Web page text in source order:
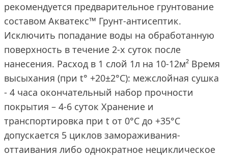
рекомендуется предварительное грунтование
составом Акватекс™ Грунт-антисептик.
Исключить попадание воды на обработанную
поверхность в течение 2-х суток после
нанесения. Расход в 1 слой 1л на 10-12м² Время
высыхания (при t° +20±2°C): межслойная сушка
- 4 часа окончательный набор прочности
покрытия – 4-6 суток Хранение и
транспортировка при t от 0°С до +35°С
допускается 5 циклов замораживания-
оттаивания либо однократное нециклическое